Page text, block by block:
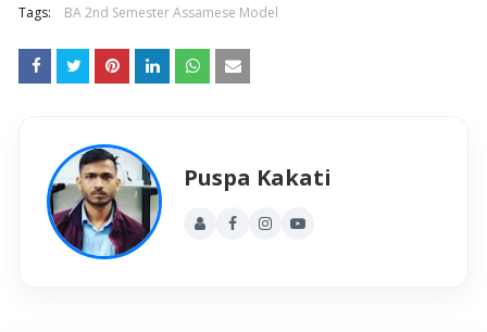
Tags: BA 2nd Semester Assamese Model
Puspa Kakati